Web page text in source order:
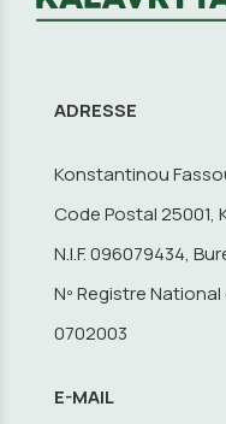
ADRESSE
Konstantinou
Code Postal 25001,
N.I.F. 096079434,
Nº Registre
0702003
E-MAIL